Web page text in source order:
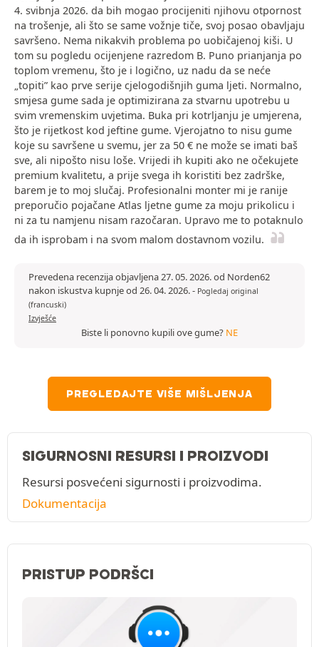
4. svibnja 2026. da bih mogao procijeniti njihovu otpornost
na trošenje, ali što se same vožnje tiče, svoj posao obavljaju
savršeno. Nema nikakvih problema po uobičajenoj kiši. U
tom su pogledu ocijenjene razredom B. Puno prianjanja po
toplom vremenu, što je i logično, uz nadu da se neće
„topiti” kao prve serije cjelogodišnjih guma ljeti. Normalno,
smjesa gume sada je optimizirana za stvarnu upotrebu u
svim vremenskim uvjetima. Buka pri kotrljanju je umjerena,
što je rijetkost kod jeftine gume. Vjerojatno to nisu gume
koje su savršene u svemu, jer za 50 € ne može se imati baš
sve, ali nipošto nisu loše. Vrijedi ih kupiti ako ne očekujete
premium kvalitetu, a prije svega ih koristiti bez zadrške,
barem je to moj slučaj. Profesionalni monter mi je ranije
preporučio pojačane Atlas ljetne gume za moju prikolicu i
ni za tu namjenu nisam razočaran. Upravo me to potaknulo
da ih isprobam i na svom malom dostavnom vozilu.
Prevedena recenzija objavljena 27. 05. 2026. od Norden62
nakon iskustva kupnje od 26. 04. 2026.- Pogledaj original
(francuski)
Izvješće
Biste li ponovno kupili ove gume? NE
PREGLEDAJTE VIŠE MIŠLJENJA
SIGURNOSNI RESURSI I PROIZVODI
Resursi posvećeni sigurnosti i proizvodima.
Dokumentacija
PRISTUP PODRŠCI